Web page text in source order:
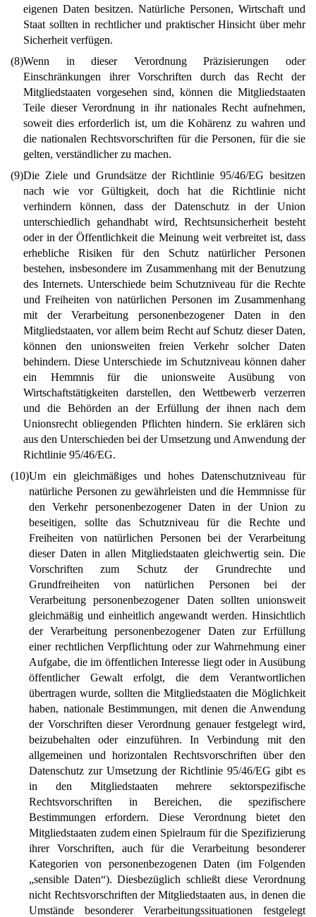
eigenen Daten besitzen. Natürliche Personen, Wirtschaft und
Staat sollten in rechtlicher und praktischer Hinsicht über mehr
Sicherheit verfügen.
(8)Wenn in dieser Verordnung Präzisierungen oder
Einschränkungen ihrer Vorschriften durch das Recht der
Mitgliedstaaten vorgesehen sind, können die Mitgliedstaaten
Teile dieser Verordnung in ihr nationales Recht aufnehmen,
soweit dies erforderlich ist, um die Kohärenz zu wahren und
die nationalen Rechtsvorschriften für die Personen, für die sie
gelten, verständlicher zu machen.
(9)Die Ziele und Grundsätze der Richtlinie 95/46/EG besitzen
nach wie vor Gültigkeit, doch hat die Richtlinie nicht
verhindern können, dass der Datenschutz in der Union
unterschiedlich gehandhabt wird, Rechtsunsicherheit besteht
oder in der Öffentlichkeit die Meinung weit verbreitet ist, dass
erhebliche Risiken für den Schutz natürlicher Personen
bestehen, insbesondere im Zusammenhang mit der Benutzung
des Internets. Unterschiede beim Schutzniveau für die Rechte
und Freiheiten von natürlichen Personen im Zusammenhang
mit der Verarbeitung personenbezogener Daten in den
Mitgliedstaaten, vor allem beim Recht auf Schutz dieser Daten,
können den unionsweiten freien Verkehr solcher Daten
behindern. Diese Unterschiede im Schutzniveau können daher
ein Hemmnis für die unionsweite Ausübung von
Wirtschaftstätigkeiten darstellen, den Wettbewerb verzerren
und die Behörden an der Erfüllung der ihnen nach dem
Unionsrecht obliegenden Pflichten hindern. Sie erklären sich
aus den Unterschieden bei der Umsetzung und Anwendung der
Richtlinie 95/46/EG.
(10)Um ein gleichmäßiges und hohes Datenschutzniveau für
natürliche Personen zu gewährleisten und die Hemmnisse für
den Verkehr personenbezogener Daten in der Union zu
beseitigen, sollte das Schutzniveau für die Rechte und
Freiheiten von natürlichen Personen bei der Verarbeitung
dieser Daten in allen Mitgliedstaaten gleichwertig sein. Die
Vorschriften zum Schutz der Grundrechte und
Grundfreiheiten von natürlichen Personen bei der
Verarbeitung personenbezogener Daten sollten unionsweit
gleichmäßig und einheitlich angewandt werden. Hinsichtlich
der Verarbeitung personenbezogener Daten zur Erfüllung
einer rechtlichen Verpflichtung oder zur Wahrnehmung einer
Aufgabe, die im öffentlichen Interesse liegt oder in Ausübung
öffentlicher Gewalt erfolgt, die dem Verantwortlichen
übertragen wurde, sollten die Mitgliedstaaten die Möglichkeit
haben, nationale Bestimmungen, mit denen die Anwendung
der Vorschriften dieser Verordnung genauer festgelegt wird,
beizubehalten oder einzuführen. In Verbindung mit den
allgemeinen und horizontalen Rechtsvorschriften über den
Datenschutz zur Umsetzung der Richtlinie 95/46/EG gibt es
in den Mitgliedstaaten mehrere sektorspezifische
Rechtsvorschriften in Bereichen, die spezifischere
Bestimmungen erfordern. Diese Verordnung bietet den
Mitgliedstaaten zudem einen Spielraum für die Spezifizierung
ihrer Vorschriften, auch für die Verarbeitung besonderer
Kategorien von personenbezogenen Daten (im Folgenden
„sensible Daten“). Diesbezüglich schließt diese Verordnung
nicht Rechtsvorschriften der Mitgliedstaaten aus, in denen die
Umstände besonderer Verarbeitungssituationen festgelegt